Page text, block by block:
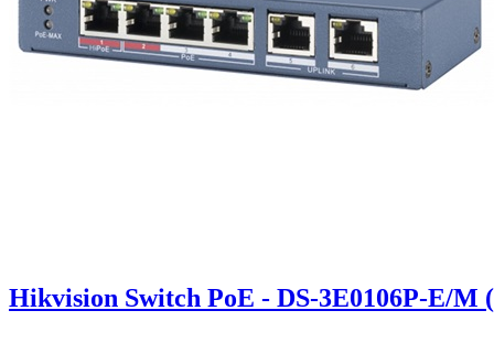
Hikvision Switch PoE - DS-3E0106P-E/M